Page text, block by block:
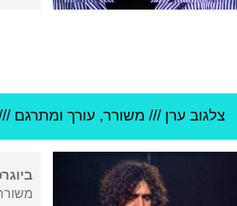
צלגוב ערן /// משורר, עורך ומתרגם